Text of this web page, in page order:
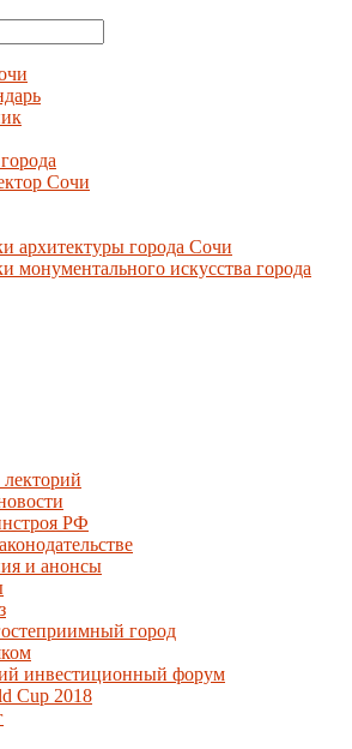
Сочи
архитектуры города Сочи
монументального искусства города
РФ
и анонсы
город
инвестиционный форум
Cup 2018